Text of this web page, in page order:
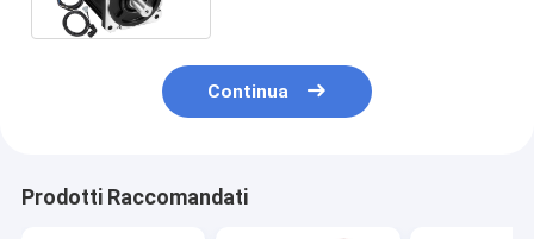
Continua
Prodotti Raccomandati